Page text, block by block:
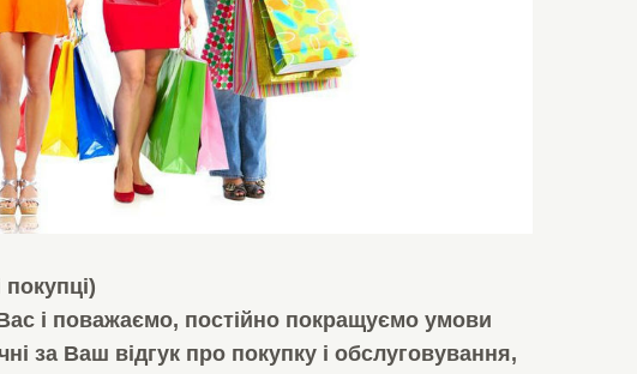
покупці)
і поважаємо, постійно покращуємо умови
за Ваш відгук про покупку і обслуговування,